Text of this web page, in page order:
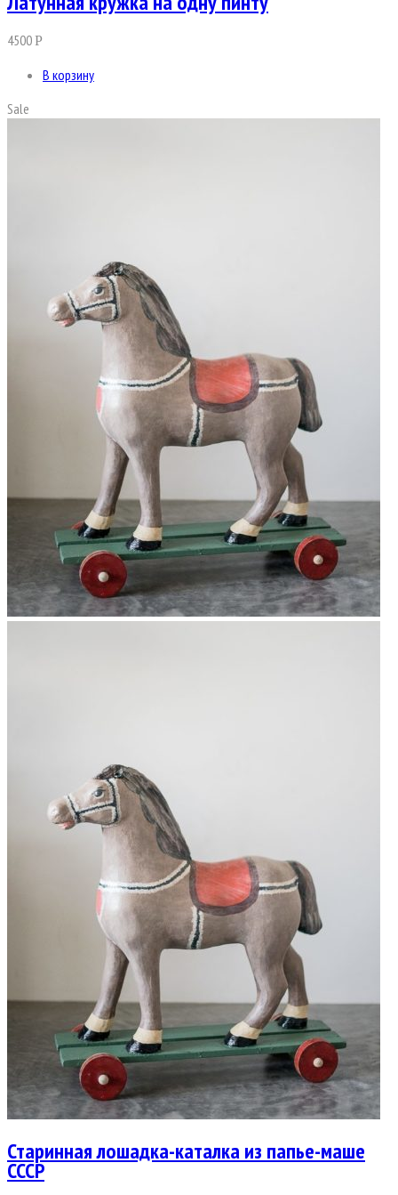
4500Р
В корзину
Sale
Старинная лошадка-каталка из папье-маше
СССР